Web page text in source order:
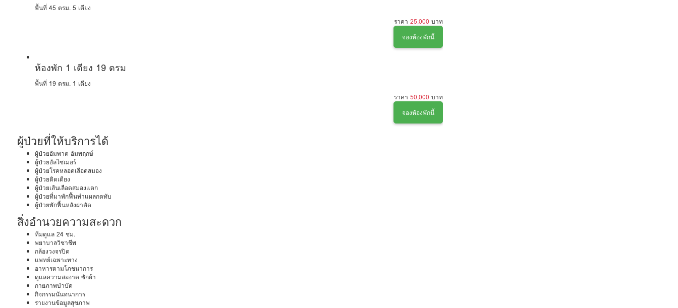
พื้นที่ 45 ตรม. 5 เตียง
ราคา25,000 บาท
จองห้องพักนี้
ห้องพัก 1 เตียง 19 ตรม
พื้นที่ 19 ตรม. 1 เตียง
ราคา50,000 บาท
จองห้องพักนี้
ผู้ป่วยที่ให้บริการได้
ผู้ป่วยอัมพาต อัมพฤกษ์
ผู้ป่วยอัลไซเมอร์
ผู้ป่วยโรคหลอดเลือดสมอง
ผู้ป่วยติดเตียง
ผู้ป่วยเส้นเลือดสมองแตก
ผู้ป่วยที่มาพักฟื้นทำแผลกดทับ
ผู้ป่วยพักฟื้นหลังผ่าตัด
สิ่งอำนวยความสะดวก
ทีมดูแล 24 ชม.
พยาบาลวิชาชีพ
กล้องวงจรปิด
แพทย์เฉพาะทาง
อาหารตามโภชนาการ
ดูแลความสะอาด ซักผ้า
กายภาพบำบัด
กิจกรรมนันทนาการ
รายงานข้อมูลสุขภาพ